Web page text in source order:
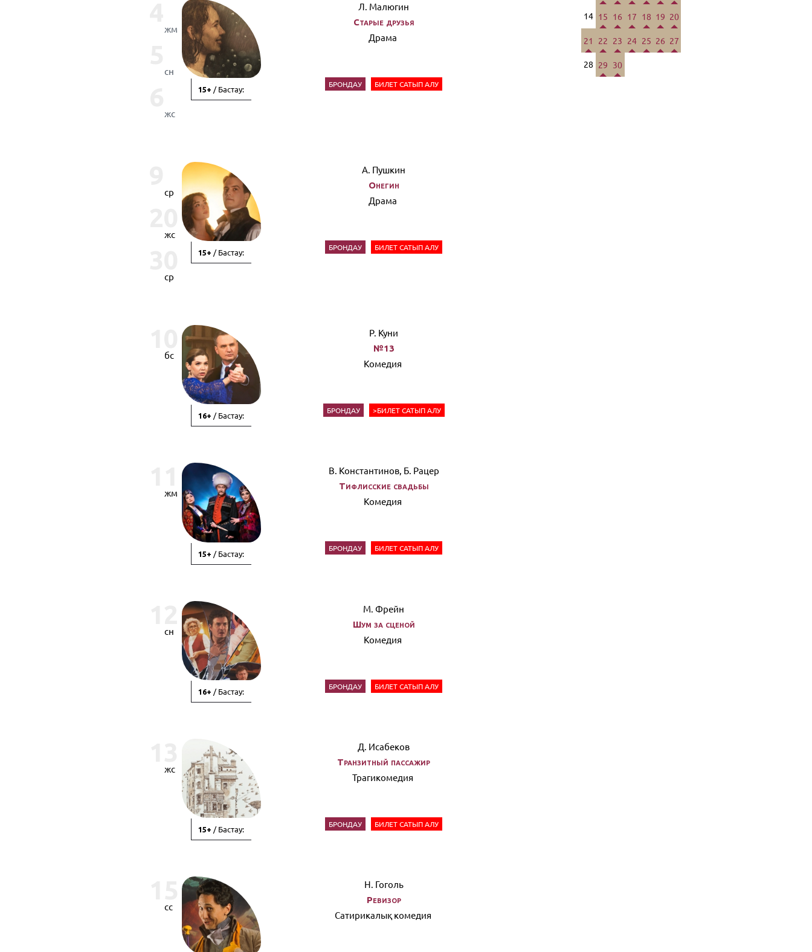
жм
сн
жс
15+ / Бастау:
Л. Малюгин
Старые друзья
Драма
БРОНДАУ БИЛЕТ САТЫП АЛУ
ср
жс
ср
15+ / Бастау:
А. Пушкин
Онегин
Драма
БРОНДАУ БИЛЕТ САТЫП АЛУ
бс
16+ / Бастау:
Р. Куни
№13
Комедия
БРОНДАУ >БИЛЕТ САТЫП АЛУ
жм
15+ / Бастау:
В. Константинов, Б. Рацер
Тифлисские свадьбы
Комедия
БРОНДАУ БИЛЕТ САТЫП АЛУ
сн
16+ / Бастау:
М. Фрейн
Шум за сценой
Комедия
БРОНДАУ БИЛЕТ САТЫП АЛУ
жс
15+ / Бастау:
Д. Исабеков
Транзитный пассажир
Трагикомедия
БРОНДАУ БИЛЕТ САТЫП АЛУ
сс
Н. Гоголь
Ревизор
Сатирикалық комедия
14 15 16 17 18 19 20
21 22 23 24 25 26 27
28 29 30